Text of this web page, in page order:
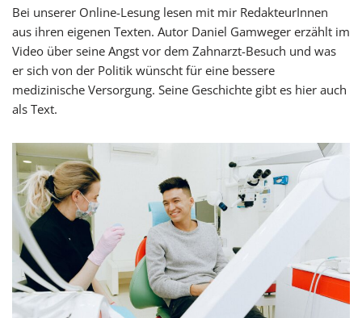
Bei unserer Online-Lesung lesen mit mir RedakteurInnen
aus ihren eigenen Texten. Autor Daniel Gamweger erzählt im
Video über seine Angst vor dem Zahnarzt-Besuch und was
er sich von der Politik wünscht für eine bessere
medizinische Versorgung. Seine Geschichte gibt es hier auch
als Text.